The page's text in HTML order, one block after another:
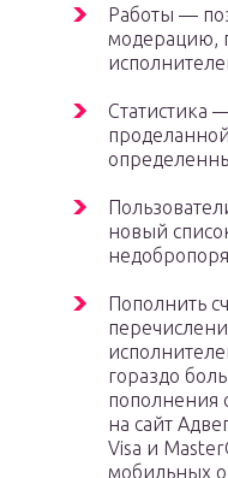
Работы —
модерацию,
Статистика
новый
Пополнить
гораздо
пополнения
на сайт
Visa и
мобильных